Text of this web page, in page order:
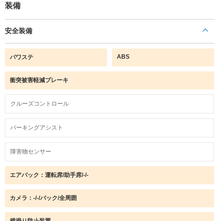
装備
安全装備
パワステ ABS
衝突被害軽減ブレーキ
クルーズコントロール
パーキングアシスト
障害物センサー
エアバック：運転席/助手席/-/-
カメラ：-/-/バック/全周囲